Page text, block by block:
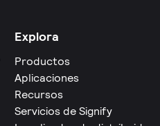
Explora
Productos
Aplicaciones
Recursos
Servicios de Signify